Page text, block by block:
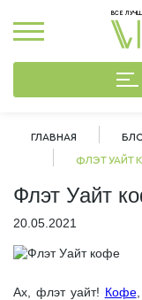
ВСЕ
ГЛАВНАЯ
ФЛЭТ УАЙТ
Флэт Уайт
20.05.2021
Ах, флэт уайт! Кофе,